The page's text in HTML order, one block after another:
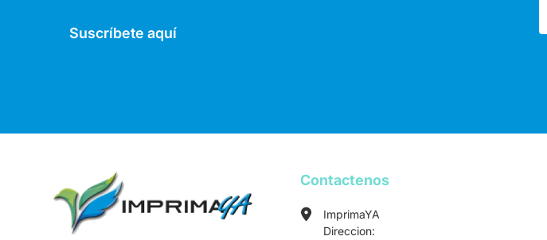
Suscríbete aquí
Contactenos
ImprimaYA
Direccion: